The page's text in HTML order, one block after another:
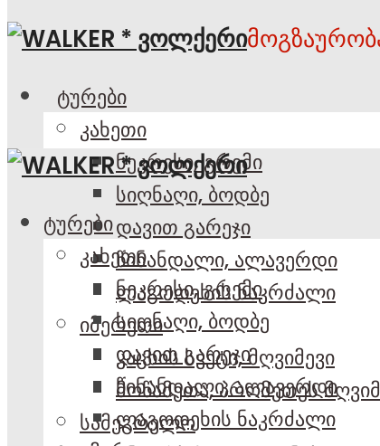
ტურები
კახეთი
ნეკრესი, გრემი
სიღნაღი, ბოდბე
დავით გარეჯი
წინანდალი, ალავერდი
ლაგოდეხის ნაკრძალი
იმერეთი
კაცხის სვეტი, მღვიმევი
მოწამეთა, პრომეთეს
სამეგრელო
ტურები
კახეთი
ნეკრესი, გრემი
სიღნაღი, ბოდბე
დავით გარეჯი
წინანდალი, ალავერდი
ლაგოდეხის ნაკრძალი